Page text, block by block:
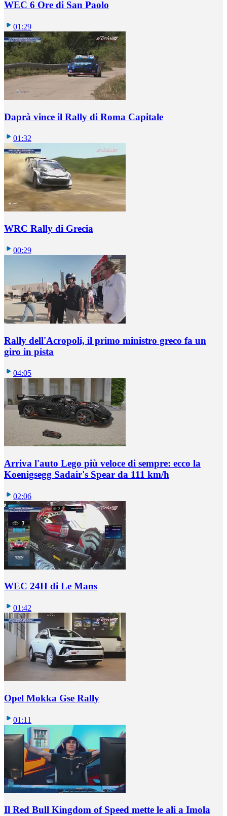
WEC 6 Ore di San Paolo
01:29
Daprà vince il Rally di Roma Capitale
01:32
WRC Rally di Grecia
00:29
Rally dell'Acropoli, il primo ministro greco fa un
giro in pista
04:05
Arriva l'auto Lego più veloce di sempre: ecco la
Koenigsegg Sadair's Spear da 111 km/h
02:06
WEC 24H di Le Mans
01:42
Opel Mokka Gse Rally
01:11
Il Red Bull Kingdom of Speed mette le ali a Imola